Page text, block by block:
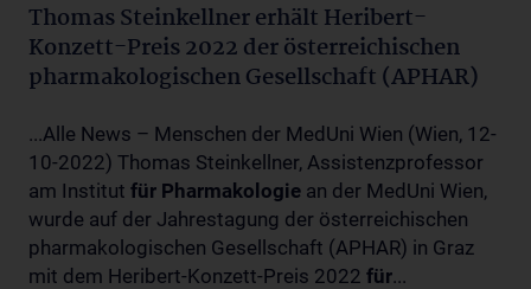
Thomas Steinkellner erhält Heribert-
Konzett-Preis 2022 der österreichischen
pharmakologischen Gesellschaft (APHAR)
...Alle News – Menschen der MedUni Wien (Wien, 12-
10-2022) Thomas Steinkellner, Assistenzprofessor
am Institut für Pharmakologie an der MedUni Wien,
wurde auf der Jahrestagung der österreichischen
pharmakologischen Gesellschaft (APHAR) in Graz
mit dem Heribert-Konzett-Preis 2022 für...